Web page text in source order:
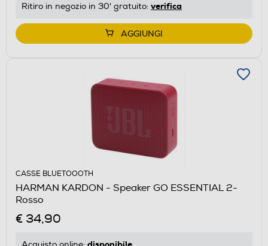
Ritiro in negozio in 30' gratuito: verifica
AGGIUNGI
CASSE BLUETOOOTH
HARMAN KARDON - Speaker GO ESSENTIAL 2-
Rosso
€ 34,90